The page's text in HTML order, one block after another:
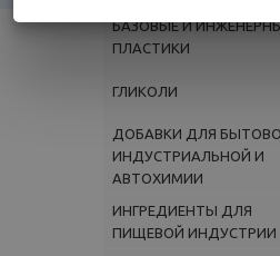
БАЗОВЫЕ И
ПЛАСТИКИ
ГЛИКОЛИ
ДОБАВКИ ДЛЯ
ИНДУСТРИАЛЬНОЙ И
АВТОХИМИИ
ИНГРЕДИЕНТЫ ДЛЯ
ПИЩЕВОЙ ИНДУСТРИИ